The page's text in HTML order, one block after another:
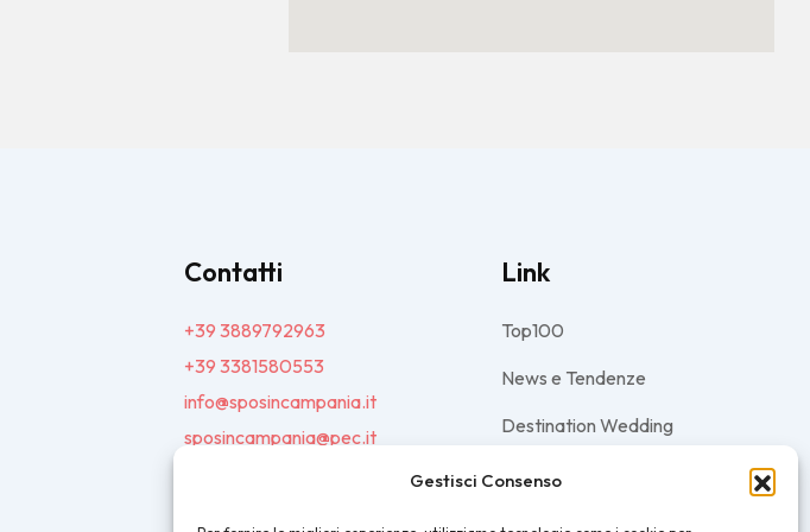
Gestisci Consenso
Contatti
+39 3889792963
+39 3381580553
info@sposincampania.it
sposincampania@pec.it
Link
Top100
News e Tendenze
Destination Wedding
Magazine